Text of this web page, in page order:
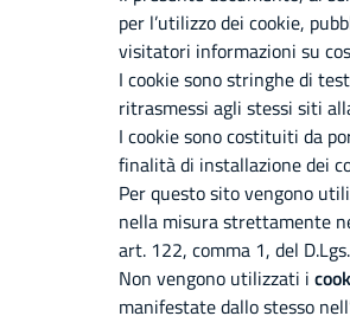
per l’utilizzo dei cookie,
visitatori informazioni su
I cookie sono stringhe di
ritrasmessi agli stessi siti
I cookie sono costituiti da
finalità di installazione dei
Per questo sito vengono
nella misura strettamente
art. 122, comma 1, del
Non vengono utilizzati i
manifestate dallo stesso